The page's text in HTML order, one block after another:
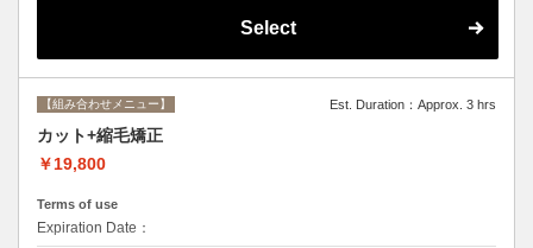
Select
【組み合わせメニュー】 Est. Duration：Approx. 3 hrs
カット+縮毛矯正
￥19,800
Terms of use
Expiration Date：